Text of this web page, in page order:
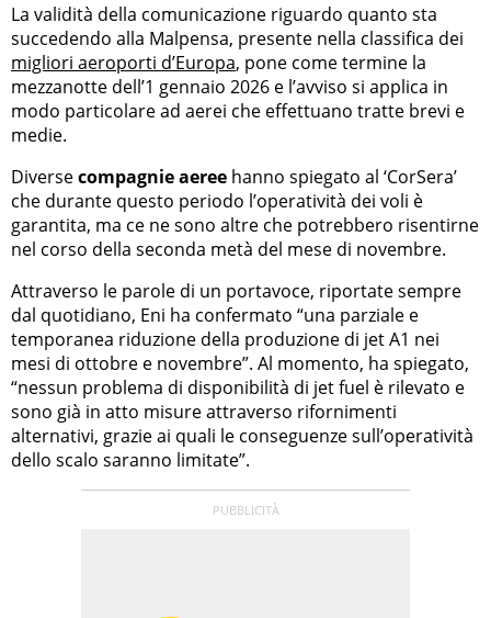
La validità della comunicazione riguardo quanto sta
succedendo alla Malpensa, presente nella classifica dei
migliori aeroporti d’Europa, pone come termine la
mezzanotte dell’1 gennaio 2026 e l’avviso si applica in
modo particolare ad aerei che effettuano tratte brevi e
medie.
Diversecompagnie aeree hanno spiegato al ‘CorSera’
che durante questo periodo l’operatività dei voli è
garantita, ma ce ne sono altre che potrebbero risentirne
nel corso della seconda metà del mese di novembre.
Attraverso le parole di un portavoce, riportate sempre
dal quotidiano, Eni ha confermato “una parziale e
temporanea riduzione della produzione di jet A1 nei
mesi di ottobre e novembre”. Al momento, ha spiegato,
“nessun problema di disponibilità di jet fuel è rilevato e
sono già in atto misure attraverso rifornimenti
alternativi, grazie ai quali le conseguenze sull’operatività
dello scalo saranno limitate”.